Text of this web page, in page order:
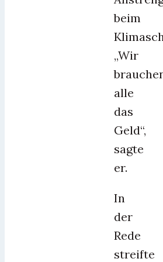
beim
„Wir
alle
das
Geld“,
sagte
er.
In
der
Rede
streifte